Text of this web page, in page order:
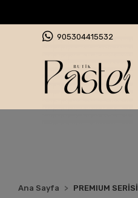
905304415532
Ana Sayfa PREMIUM SERİSİ